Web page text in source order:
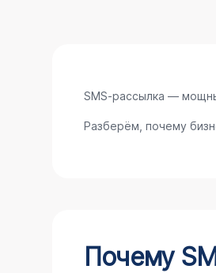
SMS‑рассылка —
Разберём, почему
Почему